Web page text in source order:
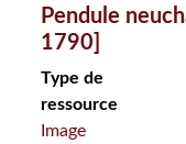
Pendule
1790]
Type de
ressource
Image